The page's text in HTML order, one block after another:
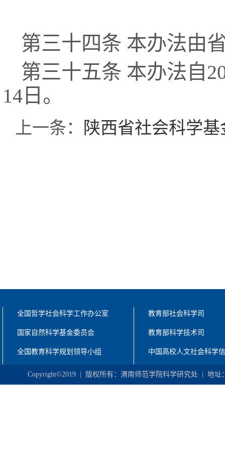
第三十四条 本办法由
第三十五条 本办法自
14日。
上一条： 陕西省社会科学
全国哲学社会科学工作办公室
国家自然科学基金委员会
全国教育科学规划领导小组
教育部社会科学司
教育部科学技术司
中国高校人文社会科学
Copyright©2019 | 版权所有：渭南师范学院科学研究处 | 地址